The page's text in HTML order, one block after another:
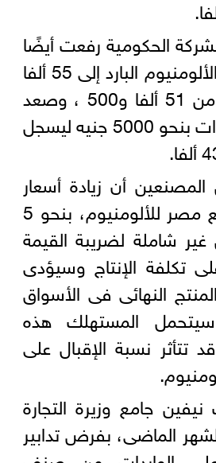
الحكومية رفعت أيضًا
سعر طن شرائح الألومنيوم البارد إلى 55 ألفا
و500 جنيه بدلا من 51 ألفا و500 ، وصعد
سعر طن السلندرات بنحو 5000 جنيه ليسجل
أن زيادة أسعار
التوريد من مصنع مصر للألومنيوم، بنحو 5
شاملة لضريبة القيمة
تكلفة الإنتاج وسيؤدى
النهائى فى الأسواق
سيتحمل المستهلك هذه
قد تتأثر نسبة الإقبال على
جامع وزيرة التجارة
الماضى، بفرض تدابير